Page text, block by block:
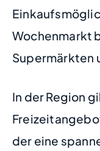
Wochenmarkt
Supermärkten
In der Region
der eine